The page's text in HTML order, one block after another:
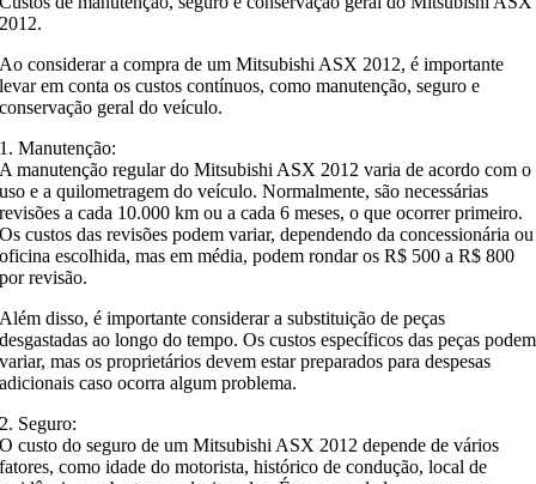
2012.
Ao considerar a compra de um Mitsubishi ASX 2012, é importante
levar em conta os custos contínuos, como manutenção, seguro e
conservação geral do veículo.
1. Manutenção:
A manutenção regular do Mitsubishi ASX 2012 varia de acordo com o
uso e a quilometragem do veículo. Normalmente, são necessárias
revisões a cada 10.000 km ou a cada 6 meses, o que ocorrer primeiro.
Os custos das revisões podem variar, dependendo da concessionária ou
oficina escolhida, mas em média, podem rondar os R$ 500 a R$ 800
por revisão.
Além disso, é importante considerar a substituição de peças
desgastadas ao longo do tempo. Os custos específicos das peças podem
variar, mas os proprietários devem estar preparados para despesas
adicionais caso ocorra algum problema.
2. Seguro:
O custo do seguro de um Mitsubishi ASX 2012 depende de vários
fatores, como idade do motorista, histórico de condução, local de